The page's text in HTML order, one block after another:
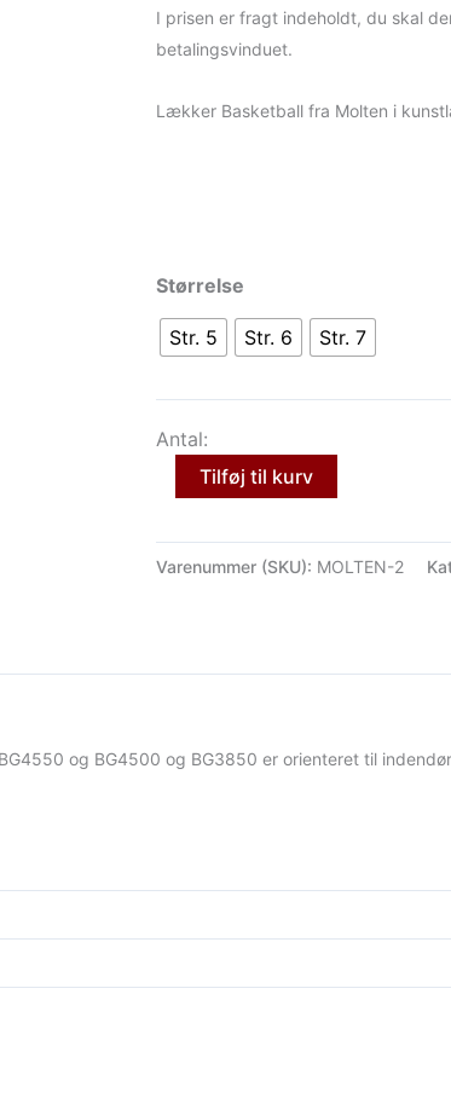
I prisen er fragt indeholdt, du skal
betalingsvinduet.
Lækker Basketball fra Molten i
Størrelse
Str. 5 Str. 6 Str. 7
Antal:
Tilføj til kurv
Varenummer (SKU): MOLTEN-2
og BG4500 og BG3850 er orienteret til